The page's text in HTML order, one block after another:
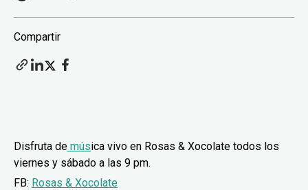
Compartir
Disfruta de música vivo en Rosas & Xocolate todos los
viernes y sábado a las 9 pm.
FB: Rosas & Xocolate